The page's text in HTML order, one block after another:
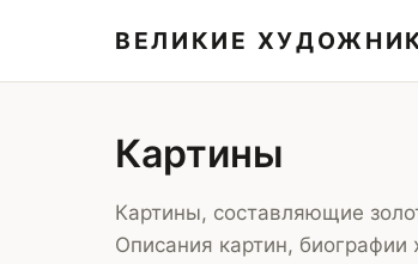
ВЕЛИКИЕ
Картины
Картины, составляющие
Описания картин,